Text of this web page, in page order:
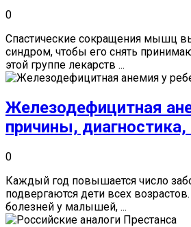
0
Спастические сокращения мышц
синдром, чтобы его снять
этой группе лекарств ...
Железодефицитная
причины,
0
Каждый год повышается число
подвергаются дети всех
болезней у малышей, ...